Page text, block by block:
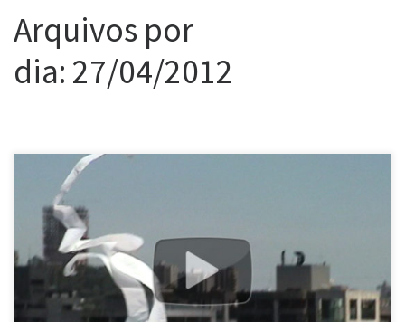
Arquivos por
dia: 27/04/2012
Vídeo realizado a partir de ação do Poro em Belo Horizonte.
*Este vídeo não tem áudio. Se o vídeo não estiver aparecendo
acima, clique aqui.